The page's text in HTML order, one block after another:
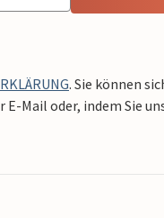
. Sie können
Mail oder, indem Sie